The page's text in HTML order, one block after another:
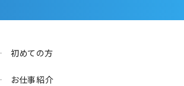
初めての方
お仕事紹介